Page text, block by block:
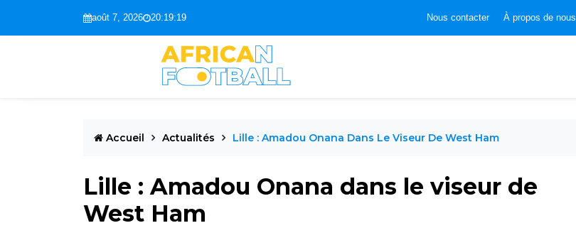
août 7, 2026 20:19:20 Nous contacter À propos de nous
Accueil Actualités Lille : Amadou Onana Dans Le Viseur De West Ham
Lille : Amadou Onana dans le viseur de
West Ham